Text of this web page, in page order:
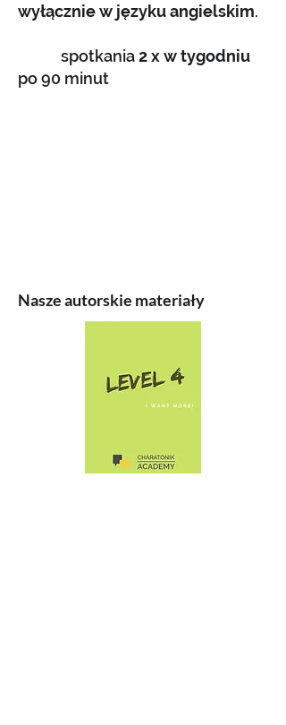
wyłącznie w języku angielskim.
spotkania2 x w tygodniu
po 90 minut
Nasze autorskie materiały